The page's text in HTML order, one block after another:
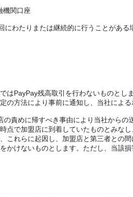
機関口座
わたりまたは継続的に行うことがある
はPayPay残高取引を行わないものとし
方法により事前に通知し、当社による
責めに帰すべき事由により当社からの
点で加盟店に到着していたものとみな
これらに起因し、加盟店と第三者との
かけないものとします。ただし、当該